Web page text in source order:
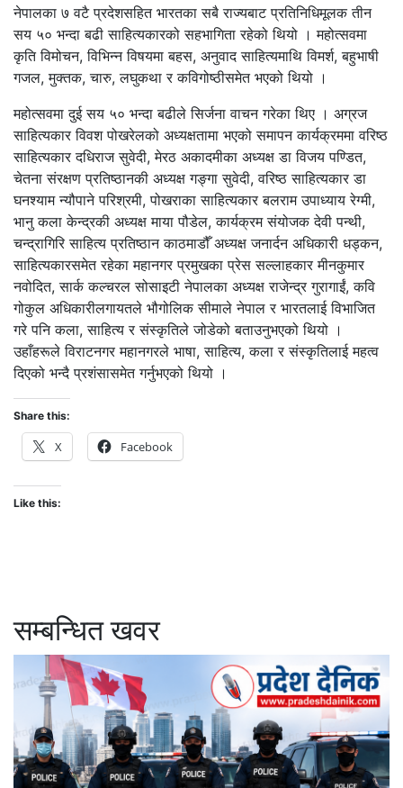
नेपालका ७ वटै प्रदेशसहित भारतका सबै राज्यबाट प्रतिनिधिमूलक तीन
सय ५० भन्दा बढी साहित्यकारको सहभागिता रहेको थियो । महोत्सवमा
कृति विमोचन, विभिन्न विषयमा बहस, अनुवाद साहित्यमाथि विमर्श, बहुभाषी
गजल, मुक्तक, चारु, लघुकथा र कविगोष्ठीसमेत भएको थियो ।
महोत्सवमा दुई सय ५० भन्दा बढीले सिर्जना वाचन गरेका थिए । अग्रज
साहित्यकार विवश पोखरेलको अध्यक्षतामा भएको समापन कार्यक्रममा वरिष्ठ
साहित्यकार दधिराज सुवेदी, मेरठ अकादमीका अध्यक्ष डा विजय पण्डित,
चेतना संरक्षण प्रतिष्ठानकी अध्यक्ष गङ्गा सुवेदी, वरिष्ठ साहित्यकार डा
घनश्याम न्यौपाने परिश्रमी, पोखराका साहित्यकार बलराम उपाध्याय रेग्मी,
भानु कला केन्द्रकी अध्यक्ष माया पौडेल, कार्यक्रम संयोजक देवी पन्थी,
चन्द्रागिरि साहित्य प्रतिष्ठान काठमाडौँ अध्यक्ष जनार्दन अधिकारी धड्कन,
साहित्यकारसमेत रहेका महानगर प्रमुखका प्रेस सल्लाहकार मीनकुमार
नवोदित, सार्क कल्चरल सोसाइटी नेपालका अध्यक्ष राजेन्द्र गुरागाईं, कवि
गोकुल अधिकारीलगायतले भौगोलिक सीमाले नेपाल र भारतलाई विभाजित
गरे पनि कला, साहित्य र संस्कृतिले जोडेको बताउनुभएको थियो ।
उहाँहरूले विराटनगर महानगरले भाषा, साहित्य, कला र संस्कृतिलाई महत्व
दिएको भन्दै प्रशंसासमेत गर्नुभएको थियो ।
Share this:
X Facebook
Like this:
सम्बन्धित खवर